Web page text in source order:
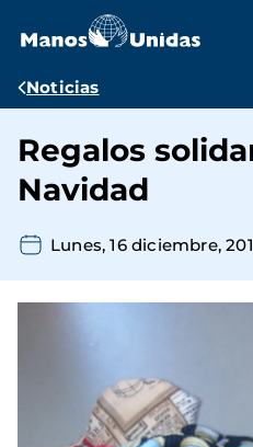
contenido
Ruta
navegación
Noticias
Regalos
Navidad
Lunes, 16 diciembre,